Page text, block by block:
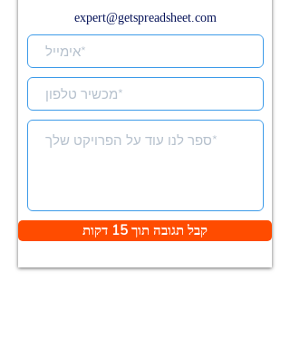
expert@getspreadsheet.com
קבל תגובה תוך 15 דקות